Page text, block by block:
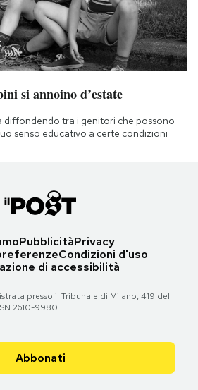
si annoino d’estate
diffondendo tra i genitori che possono
senso educativo a certe condizioni
PubblicitàPrivacy
Condizioni d'uso
di accessibilità
presso il Tribunale di Milano, 419 del
2610-9980
Abbonati